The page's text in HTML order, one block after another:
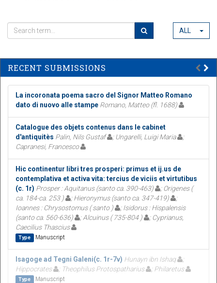
ALL
RECENT SUBMISSIONS
La incoronata poema sacro del Signor Matteo Romano
dato di nuovo alle stampe Romano, Matteo (fl. 1688)
Catalogue des objets contenus dans le cabinet
d'antiquitès Palin, Nils Gustaf ; Ungarelli, Luigi Maria
;
Capranesi, Francesco
Hic continentur libri tres prosperi: primus et ij.us de
contemplativa et activa vita: tercius de viciis et virtutibus
(c. 1r) Prosper : Aquitanus (santo ca. 390-463)
; Origenes (
ca. 184-ca. 253 )
; Hieronymus (santo ca. 347-419)
;
Ioannes : Chrysostomus ( santo )
; Isidorus : Hispalensis
(santo ca. 560-636)
; Alcuinus ( 735-804 )
; Cyprianus,
Caecilius Thascius
Type Manuscript
Isagoge ad Tegni Galeni(c. 1r-7v) Hunayn ibn Ishaq
Hippocrates
; Theophilus Protospatharius ; Philaretus
Type Manuscript